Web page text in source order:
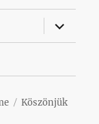
almenü
Köszönjük